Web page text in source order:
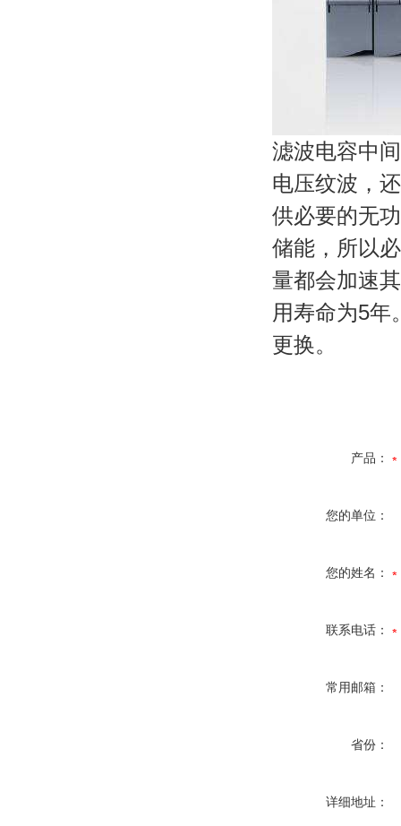
滤波电容中
电压纹波，
供必要的无
储能，所以
量都会加速
用寿命为5年
更换。
产品：
您的单位：
您的姓名：
联系电话：
常用邮箱：
省份：
详细地址：